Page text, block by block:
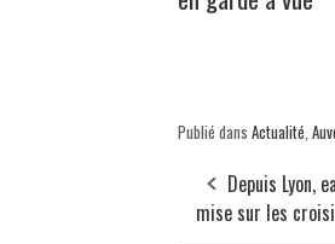
Publié dans Actualité,
Depuis Lyon,
mise sur les